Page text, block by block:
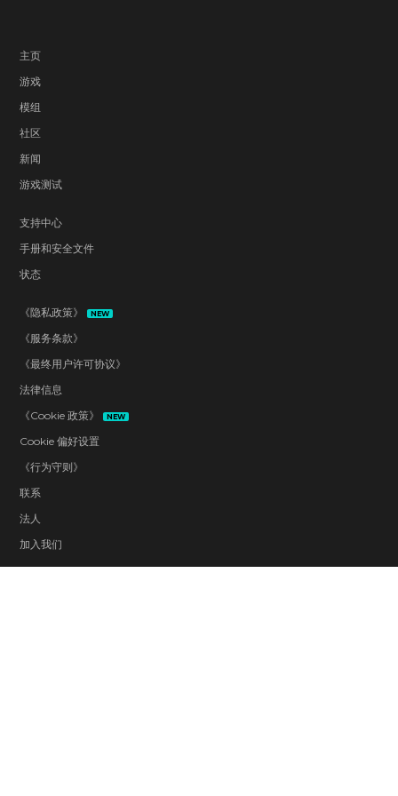
主页
游戏
模组
社区
新闻
游戏测试
支持中心
手册和安全文件
状态
《隐私政策》 NEW
《服务条款》
《最终用户许可协议》
法律信息
《Cookie 政策》
NEW
Cookie 偏好设置
《行为守则》
联系
法人
加入我们